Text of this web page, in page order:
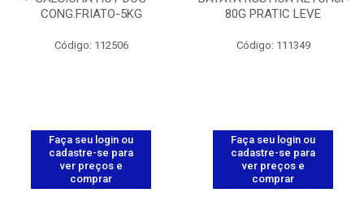
CONG.FRIATO-5KG
Código: 112506
Faça seu login ou
cadastre-se para
ver preços e
comprar
80G PRATIC LEVE
Código: 111349
Faça seu login ou
cadastre-se para
ver preços e
comprar